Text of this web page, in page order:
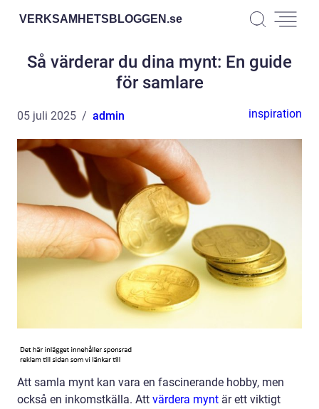
VERKSAMHETSBLOGGEN.se
Så värderar du dina mynt: En guide
för samlare
05 juli 2025 admin inspiration
Att samla mynt kan vara en fascinerande hobby, men
också en inkomstkälla. Att värdera mynt är ett viktigt